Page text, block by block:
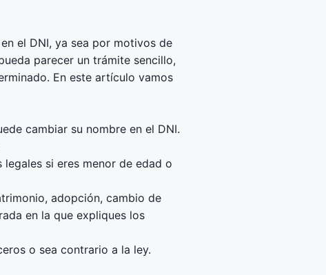
el DNI, ya sea por motivos de
parecer un trámite sencillo,
En este artículo vamos
cambiar su nombre en el DNI.
si eres menor de edad o
adopción, cambio de
en la que expliques los
o sea contrario a la ley.